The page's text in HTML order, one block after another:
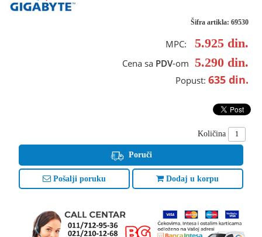
Šifra artikla: 69530
MPC: 5.925 din.
Cena sa PDV-om 5.290 din.
Popust: 635 din.
Količina
Poruči
Pošalji poruku Dodaj u korpu